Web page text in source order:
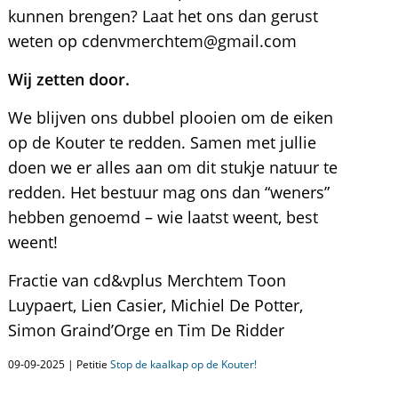
kunnen brengen? Laat het ons dan gerust
weten op cdenvmerchtem@gmail.com
Wij zetten door.
We blijven ons dubbel plooien om de eiken
op de Kouter te redden. Samen met jullie
doen we er alles aan om dit stukje natuur te
redden. Het bestuur mag ons dan “weners”
hebben genoemd – wie laatst weent, best
weent!
Fractie van cd&vplus Merchtem Toon
Luypaert, Lien Casier, Michiel De Potter,
Simon Graind’Orge en Tim De Ridder
09-09-2025 | Petitie Stop de kaalkap op de Kouter!